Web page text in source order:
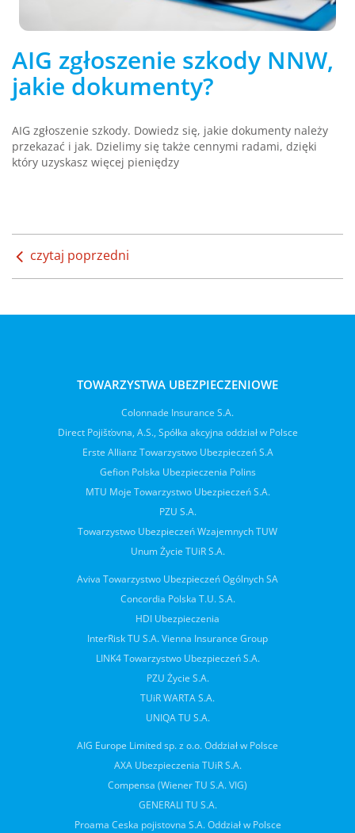
AIG zgłoszenie szkody NNW,
jakie dokumenty?
AIG zgłoszenie szkody. Dowiedz się, jakie dokumenty należy
przekazać i jak. Dzielimy się także cennymi radami, dzięki
który uzyskasz więcej pieniędzy
czytaj poprzedni
TOWARZYSTWA UBEZPIECZENIOWE
Colonnade Insurance S.A.
Direct Pojišťovna, A.S., Spółka akcyjna oddział w Polsce
Erste Allianz Towarzystwo Ubezpieczeń S.A
Gefion Polska Ubezpieczenia Polins
MTU Moje Towarzystwo Ubezpieczeń S.A.
PZU S.A.
Towarzystwo Ubezpieczeń Wzajemnych TUW
Unum Życie TUiR S.A.
Aviva Towarzystwo Ubezpieczeń Ogólnych SA
Concordia Polska T.U. S.A.
HDI Ubezpieczenia
InterRisk TU S.A. Vienna Insurance Group
LINK4 Towarzystwo Ubezpieczeń S.A.
PZU Życie S.A.
TUiR WARTA S.A.
UNIQA TU S.A.
AIG Europe Limited sp. z o.o. Oddział w Polsce
AXA Ubezpieczenia TUiR S.A.
Compensa (Wiener TU S.A. VIG)
GENERALI TU S.A.
Proama Ceska pojistovna S.A. Oddział w Polsce